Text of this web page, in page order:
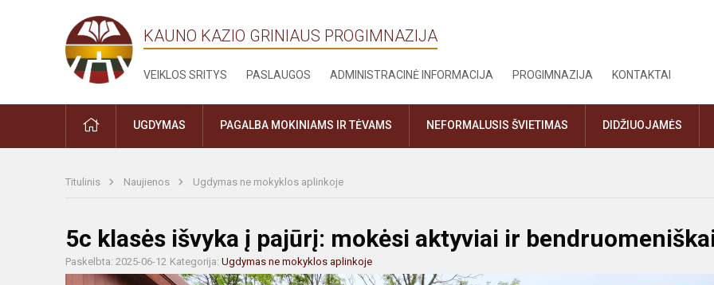
KAUNO KAZIO GRINIAUS PROGIMNAZIJA
VEIKLOS SRITYS PASLAUGOS ADMINISTRACINĖ INFORMACIJA PROGIMNAZIJA KONTAKTAI
PRADŽIAUGDYMAS PAGALBA MOKINIAMS IR TĖVAMS NEFORMALUSIS ŠVIETIMAS DIDŽIUOJAMĖS
Titulinis Naujienos Ugdymas ne mokyklos aplinkoje
5c klasės išvyka į pajūrį: mokėsi aktyviai ir
Paskelbta: 2025-06-12 Kategorija: Ugdymas ne mokyklos aplinkoje